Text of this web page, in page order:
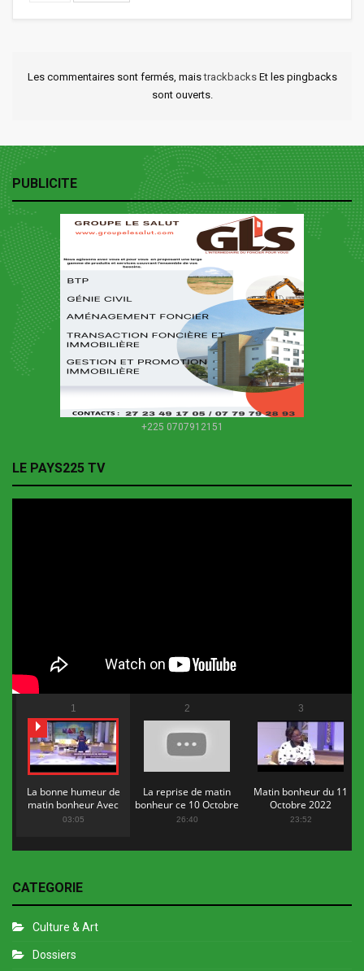
Les commentaires sont fermés, maistrackbacks Et les pingbacks
sont ouverts.
PUBLICITE
+225 0707912151
LE PAYS225 TV
1
La bonne humeur de
matin bonheur Avec
Flopy Mendosa
03:05
2
La reprise de matin
bonheur ce 10 Octobre
2022
26:40
3
Matin bonheur du 11
Octobre 2022
23:52
CATEGORIE
Culture & Art
Dossiers